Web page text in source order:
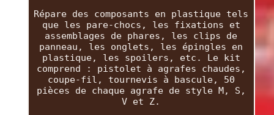
Répare des composants en plastique tels
que les pare-chocs, les fixations et
assemblages de phares, les clips de
panneau, les onglets, les épingles en
plastique, les spoilers, etc. Le kit
comprend : pistolet à agrafes chaudes,
coupe-fil, tournevis à bascule, 50
pièces de chaque agrafe de style M, S,
V et Z.